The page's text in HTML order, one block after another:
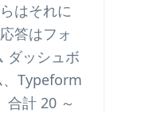
はそれに
答はフォ
ダッシュボ
、Typeform
合計 20 ～